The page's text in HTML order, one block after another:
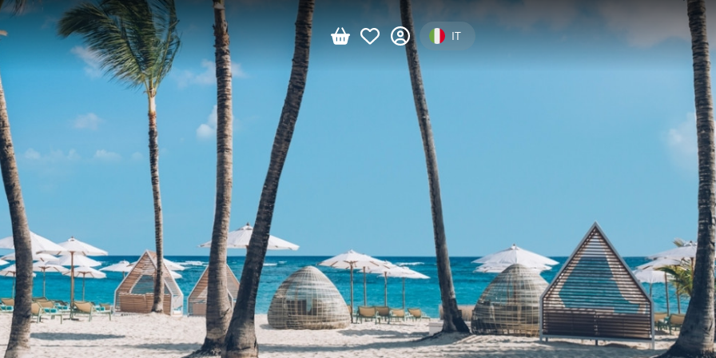
Select your language
IT